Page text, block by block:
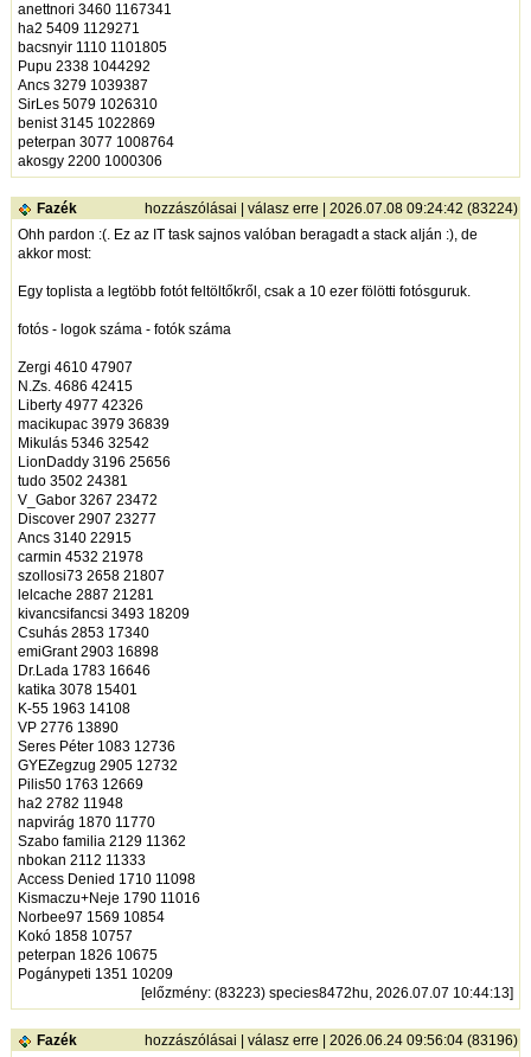
anettnori 3460 1167341
ha2 5409 1129271
bacsnyir 1110 1101805
Pupu 2338 1044292
Ancs 3279 1039387
SirLes 5079 1026310
benist 3145 1022869
peterpan 3077 1008764
akosgy 2200 1000306
Fazék hozzászólásai |válasz erre | 2026.07.08 09:24:42 (83224)
Ohh pardon :(. Ez az IT task sajnos valóban beragadt a stack alján :), de
akkor most:
Egy toplista a legtöbb fotót feltöltőkről, csak a 10 ezer fölötti fotósguruk.
fotós - logok száma - fotók száma
Zergi 4610 47907
N.Zs. 4686 42415
Liberty 4977 42326
macikupac 3979 36839
Mikulás 5346 32542
LionDaddy 3196 25656
tudo 3502 24381
V_Gabor 3267 23472
Discover 2907 23277
Ancs 3140 22915
carmin 4532 21978
szollosi73 2658 21807
lelcache 2887 21281
kivancsifancsi 3493 18209
Csuhás 2853 17340
emiGrant 2903 16898
Dr.Lada 1783 16646
katika 3078 15401
K-55 1963 14108
VP 2776 13890
Seres Péter 1083 12736
GYEZegzug 2905 12732
Pilis50 1763 12669
ha2 2782 11948
napvirág 1870 11770
Szabo familia 2129 11362
nbokan 2112 11333
Access Denied 1710 11098
Kismaczu+Neje 1790 11016
Norbee97 1569 10854
Kokó 1858 10757
peterpan 1826 10675
Pogánypeti 1351 10209
[előzmény: (83223) species8472hu, 2026.07.07 10:44:13]
Fazék hozzászólásai |válasz erre | 2026.06.24 09:56:04 (83196)